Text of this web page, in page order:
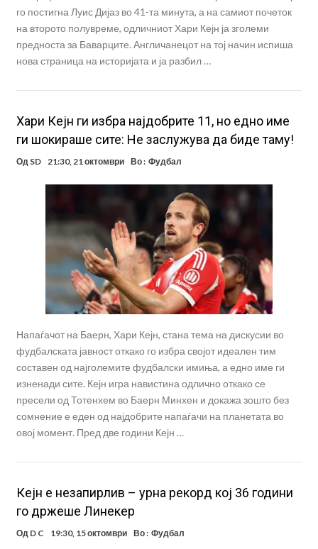
го постигна Луис Дијаз во 41-та минута, а на самиот почеток
на второто полувреме, одличниот Хари Кејн ја зголеми
предноста за Баварците. Англичанецот на тој начин испиша
нова страница на историјата и ја разбил …
Хари Кејн ги избра најдобрите 11, но едно име
ги шокираше сите: Не заслужува да биде таму!
Од SD 21:30, 21 октомври Во : Фудбал
Напаѓачот на Баерн, Хари Кејн, стана тема на дискусии во
фудбалската јавност откако го избра својот идеален тим
составен од најголемите фудбалски имиња, а едно име ги
изненади сите. Кејн игра навистина одлично откако се
пресели од Тотенхем во Баерн Минхен и докажа зошто без
сомнение е еден од најдобрите напаѓачи на планетата во
овој момент. Пред две години Кејн …
Кејн е незапирлив – урна рекорд кој 36 години
го држеше Линекер
Од D C 19:30, 15 октомври Во : Фудбал